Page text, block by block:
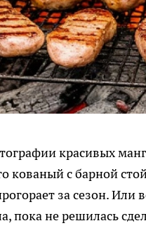
красивых
кованый с барной
за сезон.
пока не решилась